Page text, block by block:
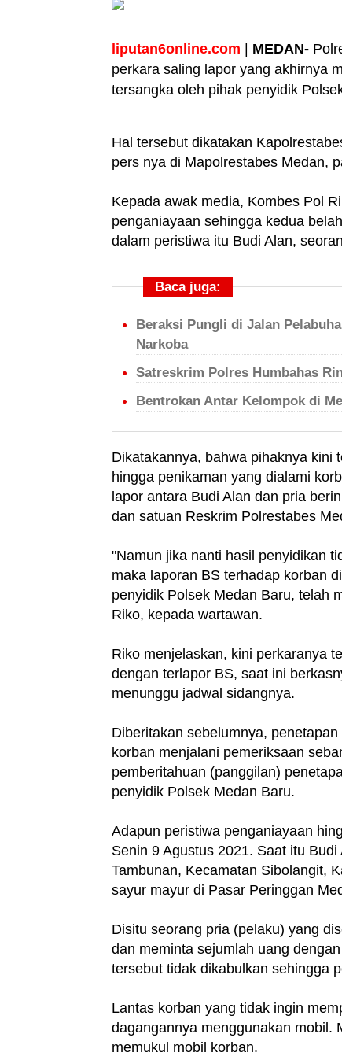
liputan6online.com MEDAN-
perkara saling lapor yang akhirnya
tersangka oleh pihak penyidik
Hal tersebut dikatakan
pers nya di Mapolrestabes Medan,
Kepada awak media, Kombes Pol
penganiayaan sehingga kedua
dalam peristiwa itu Budi Alan,
Baca juga:
Beraksi Pungli di Jalan
Narkoba
Satreskrim Polres Humbahas
Bentrokan Antar Kelompok di
Dikatakannya, bahwa pihaknya kini
hingga penikaman yang dialami
lapor antara Budi Alan dan pria
dan satuan Reskrim Polrestabes
"Namun jika nanti hasil penyidikan
maka laporan BS terhadap korban
penyidik Polsek Medan Baru, telah
Riko, kepada wartawan.
Riko menjelaskan, kini perkaranya
dengan terlapor BS, saat ini
menunggu jadwal sidangnya.
Diberitakan sebelumnya,
korban menjalani pemeriksaan
pemberitahuan (panggilan)
penyidik Polsek Medan Baru.
Adapun peristiwa penganiayaan
Senin 9 Agustus 2021. Saat itu
Tambunan, Kecamatan Sibolangit,
sayur mayur di Pasar Peringgan
Disitu seorang pria (pelaku) yang
dan meminta sejumlah uang
tersebut tidak dikabulkan sehingga
Lantas korban yang tidak ingin
dagangannya menggunakan mobil.
memukul mobil korban.